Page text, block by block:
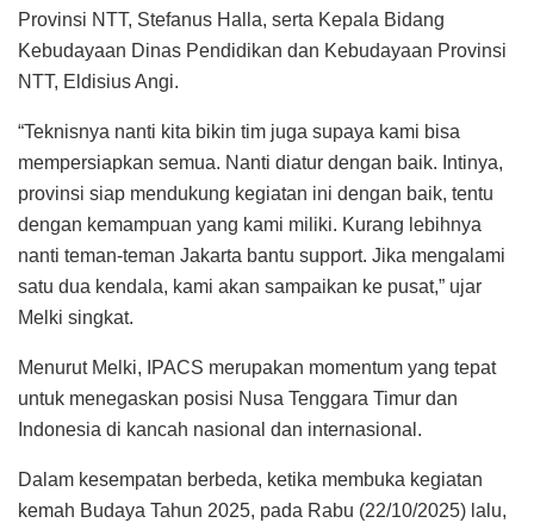
Provinsi NTT, Stefanus Halla, serta Kepala Bidang
Kebudayaan Dinas Pendidikan dan Kebudayaan Provinsi
NTT, Eldisius Angi.
“Teknisnya nanti kita bikin tim juga supaya kami bisa
mempersiapkan semua. Nanti diatur dengan baik. Intinya,
provinsi siap mendukung kegiatan ini dengan baik, tentu
dengan kemampuan yang kami miliki. Kurang lebihnya
nanti teman-teman Jakarta bantu support. Jika mengalami
satu dua kendala, kami akan sampaikan ke pusat,” ujar
Melki singkat.
Menurut Melki, IPACS merupakan momentum yang tepat
untuk menegaskan posisi Nusa Tenggara Timur dan
Indonesia di kancah nasional dan internasional.
Dalam kesempatan berbeda, ketika membuka kegiatan
kemah Budaya Tahun 2025, pada Rabu (22/10/2025) lalu,